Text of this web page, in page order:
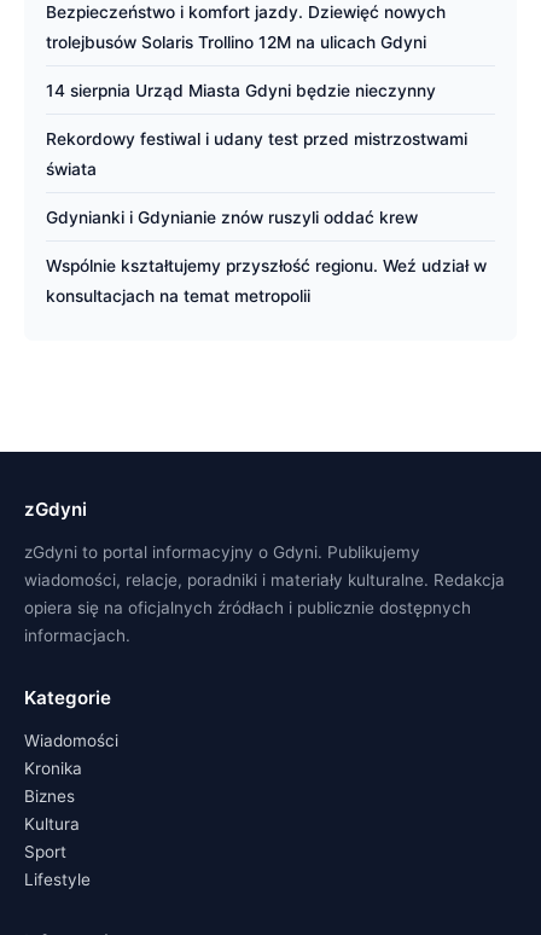
Bezpieczeństwo i komfort jazdy. Dziewięć nowych
trolejbusów Solaris Trollino 12M na ulicach Gdyni
14 sierpnia Urząd Miasta Gdyni będzie nieczynny
Rekordowy festiwal i udany test przed mistrzostwami
świata
Gdynianki i Gdynianie znów ruszyli oddać krew
Wspólnie kształtujemy przyszłość regionu. Weź udział w
konsultacjach na temat metropolii
zGdyni
zGdyni to portal informacyjny o Gdyni. Publikujemy
wiadomości, relacje, poradniki i materiały kulturalne. Redakcja
opiera się na oficjalnych źródłach i publicznie dostępnych
informacjach.
Kategorie
Wiadomości
Kronika
Biznes
Kultura
Sport
Lifestyle